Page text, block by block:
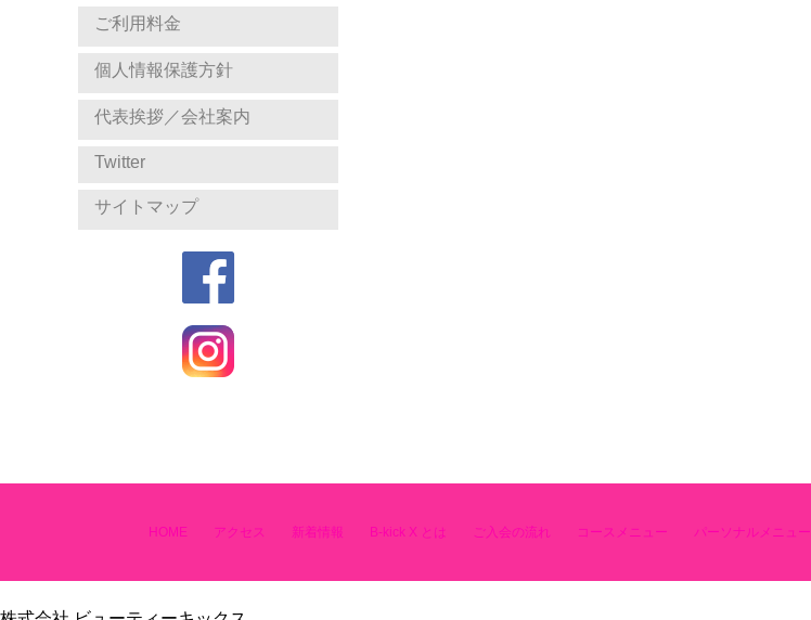
ご利用料金
個人情報保護方針
代表挨拶／会社案内
Twitter
サイトマップ
HOME アクセス 新着情報 B-kick X とは ご入会の流れ コースメニュー パーソナルメニュー